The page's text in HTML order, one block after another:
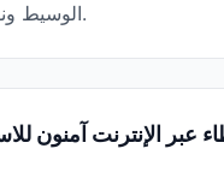
الوسيط ونوع الحساب.
عبر الإنترنت آمنون